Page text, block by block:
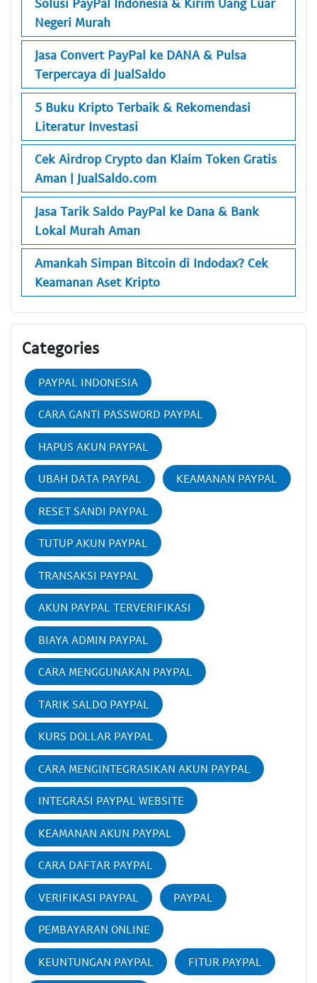
Negeri Murah
Jasa Convert PayPal ke DANA & Pulsa
Terpercaya di JualSaldo
5 Buku Kripto Terbaik & Rekomendasi
Literatur Investasi
Cek Airdrop Crypto dan Klaim Token Gratis
Aman | JualSaldo.com
Jasa Tarik Saldo PayPal ke Dana & Bank
Lokal Murah Aman
Amankah Simpan Bitcoin di Indodax? Cek
Keamanan Aset Kripto
Categories
PAYPAL INDONESIA
CARA GANTI PASSWORD PAYPAL
HAPUS AKUN PAYPAL
UBAH DATA PAYPAL KEAMANAN PAYPAL
RESET SANDI PAYPAL
TUTUP AKUN PAYPAL
TRANSAKSI PAYPAL
AKUN PAYPAL TERVERIFIKASI
BIAYA ADMIN PAYPAL
CARA MENGGUNAKAN PAYPAL
TARIK SALDO PAYPAL
KURS DOLLAR PAYPAL
CARA MENGINTEGRASIKAN AKUN PAYPAL
INTEGRASI PAYPAL WEBSITE
KEAMANAN AKUN PAYPAL
CARA DAFTAR PAYPAL
VERIFIKASI PAYPAL PAYPAL
PEMBAYARAN ONLINE
KEUNTUNGAN PAYPAL FITUR PAYPAL